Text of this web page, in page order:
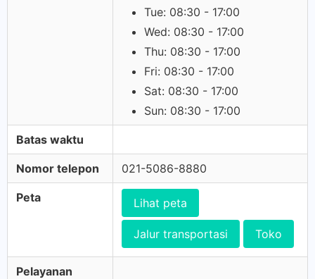
Tue: 08:30 - 17:00
Wed: 08:30 - 17:00
Thu: 08:30 - 17:00
Fri: 08:30 - 17:00
Sat: 08:30 - 17:00
Sun: 08:30 - 17:00
Batas waktu
Nomor telepon 021-5086-8880
Peta Lihat peta
Jalur transportasi Toko
Pelayanan